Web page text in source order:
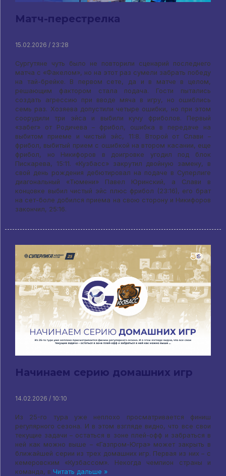
Матч-перестрелка
15.02.2026 / 23:28
Сургутяне чуть было не повторили сценарий последнего
матча с «Факелом», но на этот раз сумели забрать победу
на тай-брейке. В первом сете, да и в матче в целом,
решающим фактором стала подача. Гости пытались
создать агрессию при вводе мяча в игру, но ошиблись
семь раз. Хозяева допустили четыре ошибки, но при этом
соорудили три эйса и выбили кучу фриболов. Первый
«забег» от Родичева – фрибол, ошибка в передаче на
выбитом приеме и чистый эйс, 11:8. Второй от Слави –
фрибол, выбитый прием с ошибкой на втором касании, еще
фрибол, но Никифоров в доигровке угодил под блок
Пискарева, 15:11. «Кузбасс» закрутил двойную замену, в
свой день рождения дебютировал на подаче в Суперлиге
диагональный «Тюмени» Павел Юринский, а Слави в
концовке выбил чистый эйс плюс фрибол (23:16), его брат
на сет-боле добился приема на свою сторону и Никифоров
закончил, 25:16.
Начинаем серию домашних игр
14.02.2026 / 10:10
Из 25-го тура уже неплохо просматривается финиш
регулярного сезона. И в этом взгляде видно, что все свои
текущие задачи – остаться в зоне плей-офф и забраться в
ней как можно выше – «Газпром-Югра» может закрыть в
ближайшей серии из трех домашних игр. Первая из них – с
кемеровским «Кузбассом». Некогда чемпион страны и
команда, в Читать дальше »